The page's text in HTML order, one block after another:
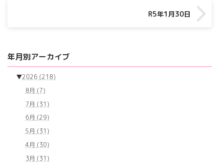
R5年1月30日
年月別アーカイブ
▼2026 (218)
8月 (7)
7月 (31)
6月 (29)
5月 (31)
4月 (30)
3月 (31)